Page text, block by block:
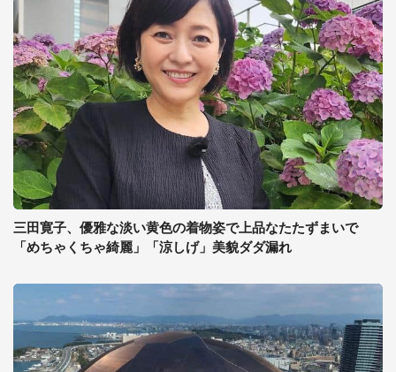
三田寛子、優雅な淡い黄色の着物姿で上品なたたずまいで
「めちゃくちゃ綺麗」「涼しげ」美貌ダダ漏れ